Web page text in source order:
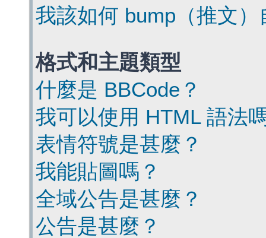
我該如何 bump（推文
格式和主題類型
什麼是 BBCode？
我可以使用 HTML 語法
表情符號是甚麼？
我能貼圖嗎？
全域公告是甚麼？
公告是甚麼？